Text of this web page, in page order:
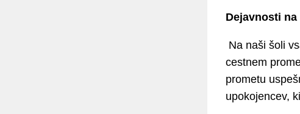
Dejavnosti
Na naši šoli
cestnem
prometu
upokojencev,